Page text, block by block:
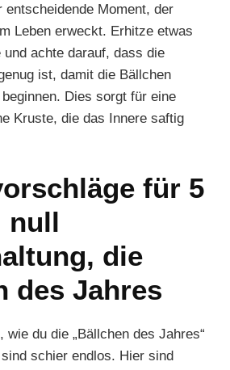
entscheidende Moment, der
Leben erweckt. Erhitze etwas
achte darauf, dass die
ist, damit die Bällchen
Dies sorgt für eine
Kruste, die das Innere saftig
für 5
null
die
des Jahres
wie du die „Bällchen des Jahres“
schier endlos. Hier sind